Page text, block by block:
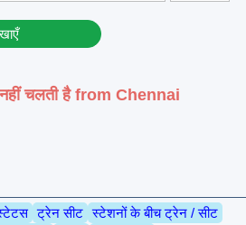
चलती है from Chennai
ट्रेन सीट स्टेशनों के बीच ट्रेन / सीट